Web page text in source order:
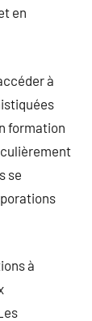
en
à
formation
se
à